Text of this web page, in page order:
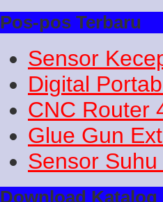
Pos-pos Terbaru
Sensor
Digital
CNC Router
Glue Gun
Sensor
Download Katalog